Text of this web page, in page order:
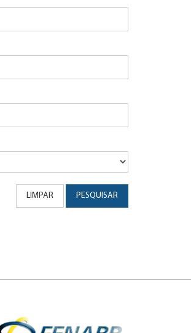
LIMPAR PESQUISAR